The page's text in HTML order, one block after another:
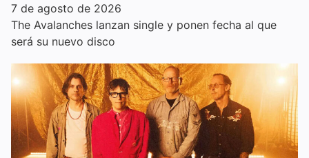
7 de agosto de 2026
The Avalanches lanzan single y ponen fecha al que
será su nuevo disco